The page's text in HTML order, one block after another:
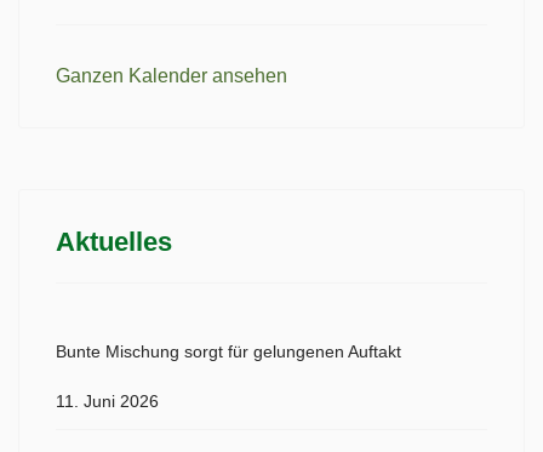
Ganzen Kalender ansehen
Aktuelles
Bunte Mischung sorgt für gelungenen Auftakt
11. Juni 2026